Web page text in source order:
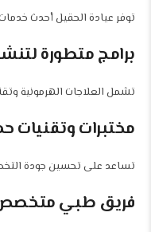
توفر عيادة الحقيل أحدث
برامج متطورة
تشمل العلاجات الهرمونية
مختبرات وتقنيات
تساعد على تحسين جودة
فريق طبي